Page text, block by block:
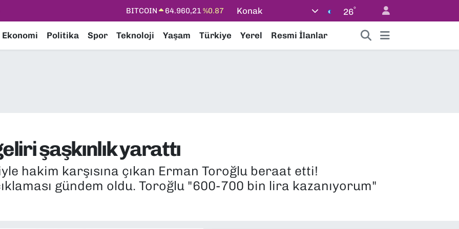
DOLAR 47,7436%0.18
STERLİN
64,4811%0.38
Konak 26°
Ekonomi Politika Spor Teknoloji Yaşam Türkiye Yerel Resmi İlanlar
şaşkınlık yarattı
hakim karşısına çıkan Erman Toroğlu beraat etti!
gündem oldu. Toroğlu "600-700 bin lira kazanıyorum"